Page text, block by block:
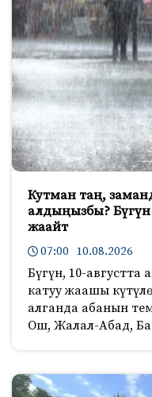
Кутман таң,
алдыңызбы?
жаайт
07:00 10.08.2026
Бүгүн, 10-
катуу жаашы
алганда абанын
Ош, Жалал-Абад,